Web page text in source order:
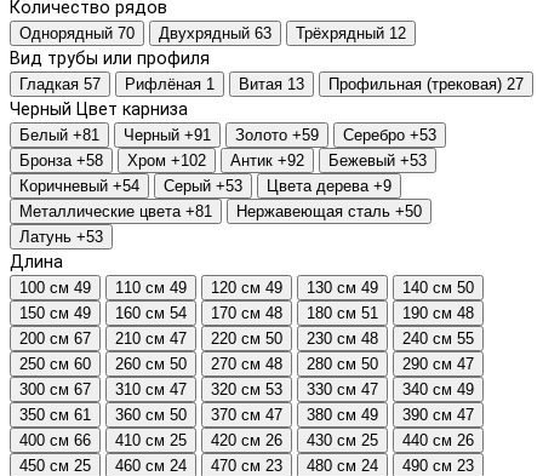
Количество рядов
Однорядный 70 Двухрядный 63 Трёхрядный 12
Вид трубы или профиля
Гладкая 57 Рифлёная 1 Витая 13 Профильная (трековая) 27
Черный Цвет карниза
Белый +81 Черный +91 Золото +59 Серебро +53
Бронза +58 Хром +102 Антик +92 Бежевый +53
Коричневый +54 Серый +53 Цвета дерева +9
Металлические цвета +81 Нержавеющая сталь +50
Латунь +53
Длина
100 см 49 110 см 49 120 см 49 130 см 49 140 см 50
150 см 49 160 см 54 170 см 48 180 см 51 190 см 48
200 см 67 210 см 47 220 см 50 230 см 48 240 см 55
250 см 60 260 см 50 270 см 48 280 см 50 290 см 47
300 см 67 310 см 47 320 см 53 330 см 47 340 см 49
350 см 61 360 см 50 370 см 47 380 см 49 390 см 47
400 см 66 410 см 25 420 см 26 430 см 25 440 см 26
450 см 25 460 см 24 470 см 23 480 см 24 490 см 23